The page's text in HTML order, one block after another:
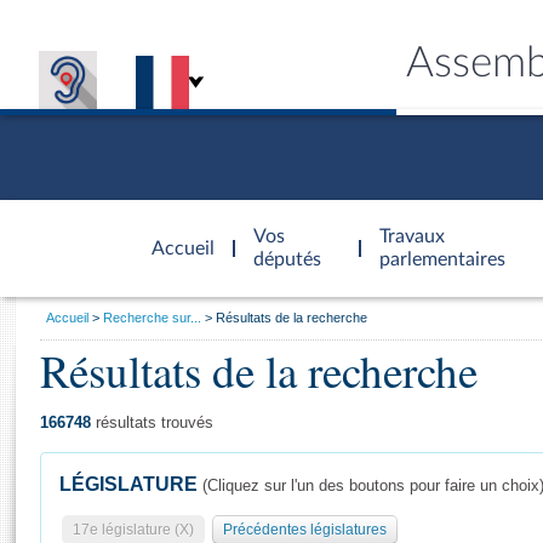
Accueil
d'accueil
Vos
députés
Travaux
parlementaires
Général
Vous
Accueil Recherche sur... Résultats de la recherche
Résultats de la recherche
166748 résultats trouvés
LÉGISLATURE (Cliquez sur l'un des boutons pour faire un choix)
17e législature (X) Précédentes législatures